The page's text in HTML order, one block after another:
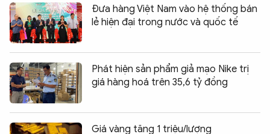
Đưa hàng Việt Nam vào hệ thống bán
lẻ hiện đại trong nước và quốc tế
Phát hiện sản phẩm giả mạo Nike trị
giá hàng hoá trên 35,6 tỷ đồng
Giá vàng tăng 1 triệu/lượng